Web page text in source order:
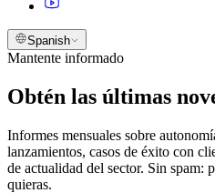
Spanish
Mantente informado
Obtén las últimas
Informes mensuales sobre
lanzamientos, casos de éxito con
de actualidad del sector. Sin spam:
quieras.